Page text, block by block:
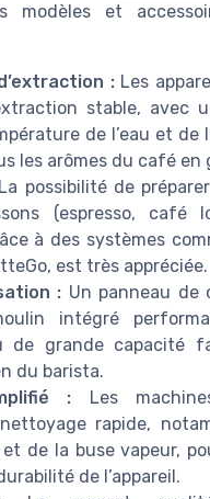
modèles et
:Les
stable, avec
de l’eau et de
les arômes du café en
La possibilité de
(espresso, café
à des systèmes
est très appréciée.
: Un panneau de
intégré
de grande capacité
du barista.
: Les
rapide,
de la buse vapeur,
de l’appareil.